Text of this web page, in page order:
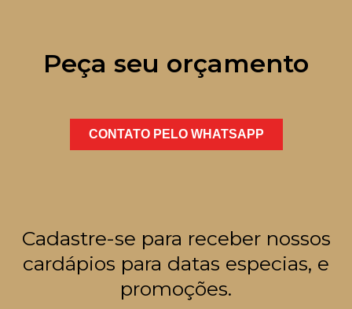
Peça seu orçamento
CONTATO PELO WHATSAPP
Cadastre-se para receber nossos
cardápios para datas especias, e
promoções.